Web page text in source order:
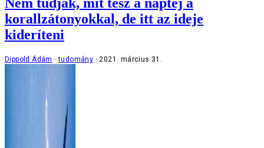
korallzátonyokkal, de itt az ideje
kideríteni
Dippold Ádám tudomány 2021. március 31.